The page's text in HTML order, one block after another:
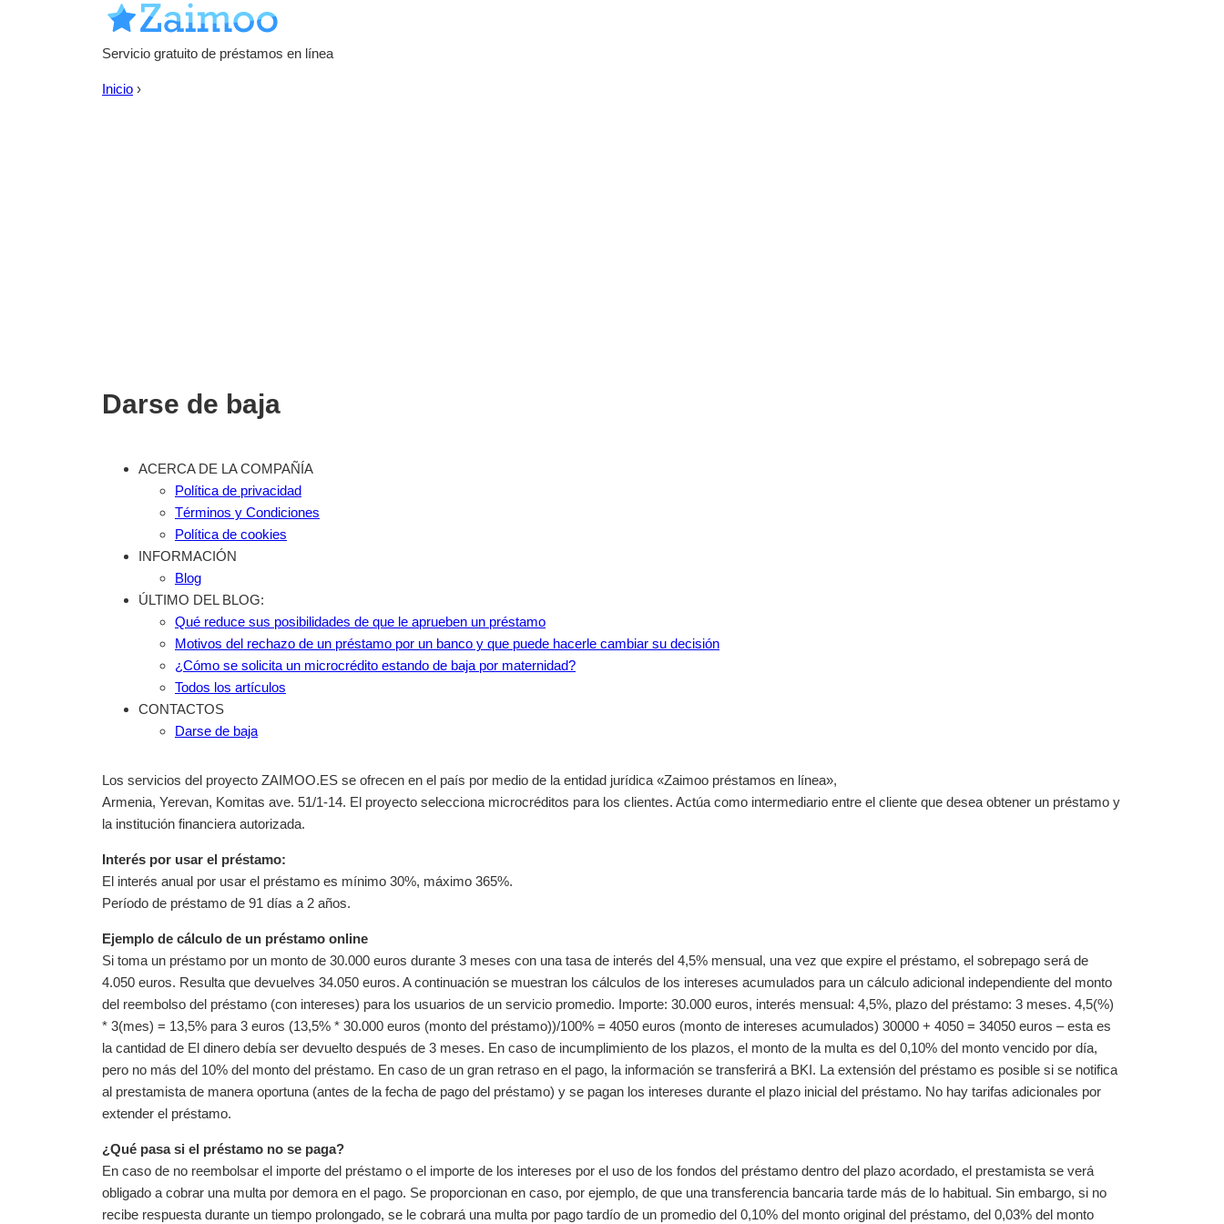
Servicio gratuito de préstamos en línea
Inicio ›
Darse de baja
ACERCA DE LA COMPAÑÍA
Política de privacidad
Términos y Condiciones
Política de cookies
INFORMACIÓN
Blog
ÚLTIMO DEL BLOG:
Qué reduce sus posibilidades de que le aprueben un préstamo
Motivos del rechazo de un préstamo por un banco y que puede hacerle cambiar su decisión
¿Cómo se solicita un microcrédito estando de baja por maternidad?
Todos los artículos
CONTACTOS
Darse de baja
Los servicios del proyecto ZAIMOO.ES se ofrecen en el país por medio de la entidad jurídica «Zaimoo préstamos en línea»,
Armenia, Yerevan, Komitas ave. 51/1-14. El proyecto selecciona microcréditos para los clientes. Actúa como intermediario entre el cliente que desea obtener un préstamo y
la institución financiera autorizada.
Interés por usar el préstamo:
El interés anual por usar el préstamo es mínimo 30%, máximo 365%.
Período de préstamo de 91 días a 2 años.
Ejemplo de cálculo de un préstamo online
Si toma un préstamo por un monto de 30.000 euros durante 3 meses con una tasa de interés del 4,5% mensual, una vez que expire el préstamo, el sobrepago será de
4.050 euros. Resulta que devuelves 34.050 euros. A continuación se muestran los cálculos de los intereses acumulados para un cálculo adicional independiente del monto
del reembolso del préstamo (con intereses) para los usuarios de un servicio promedio. Importe: 30.000 euros, interés mensual: 4,5%, plazo del préstamo: 3 meses. 4,5(%)
* 3(mes) = 13,5% para 3 euros (13,5% * 30.000 euros (monto del préstamo))/100% = 4050 euros (monto de intereses acumulados) 30000 + 4050 = 34050 euros – esta es
la cantidad de El dinero debía ser devuelto después de 3 meses. En caso de incumplimiento de los plazos, el monto de la multa es del 0,10% del monto vencido por día,
pero no más del 10% del monto del préstamo. En caso de un gran retraso en el pago, la información se transferirá a BKI. La extensión del préstamo es posible si se notifica
al prestamista de manera oportuna (antes de la fecha de pago del préstamo) y se pagan los intereses durante el plazo inicial del préstamo. No hay tarifas adicionales por
extender el préstamo.
¿Qué pasa si el préstamo no se paga?
En caso de no reembolsar el importe del préstamo o el importe de los intereses por el uso de los fondos del préstamo dentro del plazo acordado, el prestamista se verá
obligado a cobrar una multa por demora en el pago. Se proporcionan en caso, por ejemplo, de que una transferencia bancaria tarde más de lo habitual. Sin embargo, si no
recibe respuesta durante un tiempo prolongado, se le cobrará una multa por pago tardío de un promedio del 0,10% del monto original del préstamo, del 0,03% del monto